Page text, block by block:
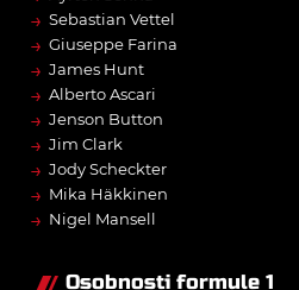
→ Sebastian Vettel
→ Giuseppe Farina
→ James Hunt
→ Alberto Ascari
→ Jenson Button
→ Jim Clark
→ Jody Scheckter
→ Mika Häkkinen
→ Nigel Mansell
Osobnosti formule 1